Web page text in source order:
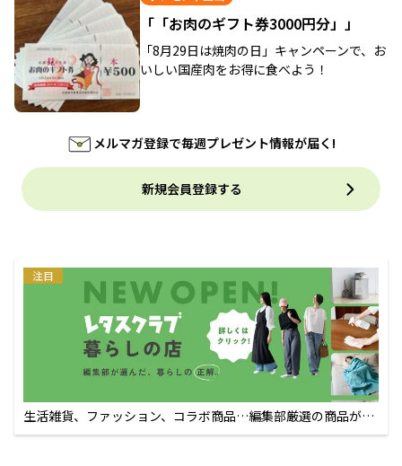
「「お肉のギフト券3000円分」」
「8月29日は焼肉の日」キャンペーンで、お
いしい国産肉をお得に食べよう！
メルマガ登録で毎週プレゼント情報が届く!
新規会員登録する
注目
生活雑貨、ファッション、コラボ商品…編集部厳選の商品が買
えるECサイト